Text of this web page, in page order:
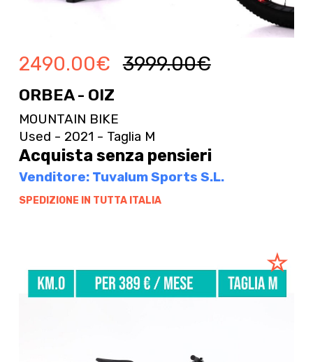
2490.00€ 3999.00€
ORBEA - OIZ
MOUNTAIN BIKE
Used - 2021 - Taglia M
Acquista senza pensieri
Venditore: Tuvalum Sports S.L.
SPEDIZIONE IN TUTTA ITALIA